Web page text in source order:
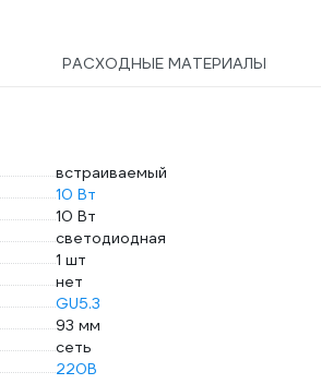
РАСХОДНЫЕ МАТЕРИАЛЫ
встраиваемый
10 Вт
10 Вт
светодиодная
1 шт
нет
GU5.3
93 мм
сеть
220В